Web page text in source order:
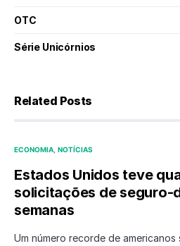
OTC
Série Unicórnios
Related Posts
ECONOMIA NOTÍCIAS
Estados Unidos teve
solicitações de seguro-
semanas
Um número recorde de